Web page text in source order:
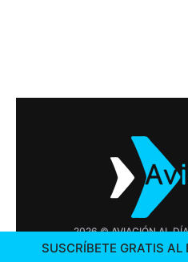
2026 © AVIACIÓN AL
SUSCRÍBETE GRATIS